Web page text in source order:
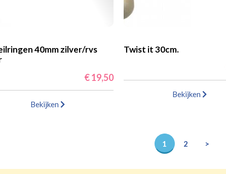
40mm zilver/rvs
€ 19,50
Bekijken
Twist it 30cm.
Bekijken
1 2 >